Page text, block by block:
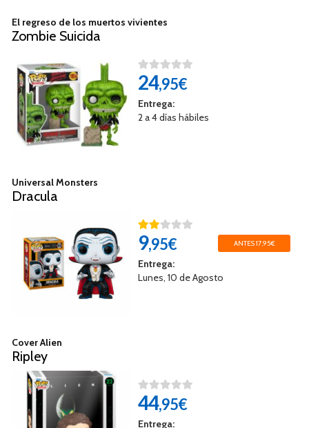
El regreso de los muertos vivientes
Zombie Suicida
24,95€
Entrega:
2 a 4 días hábiles
Universal Monsters
Dracula
9,95€ ANTES 17,95€
Entrega:
Lunes, 10 de Agosto
Cover Alien
Ripley
44,95€
Entrega: